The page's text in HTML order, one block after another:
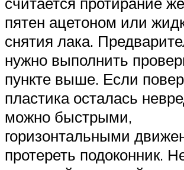
пятен ацетоном или
снятия лака.
нужно выполнить
пункте выше. Если
пластика осталась
можно быстрыми,
горизонтальными
протереть подоконник.